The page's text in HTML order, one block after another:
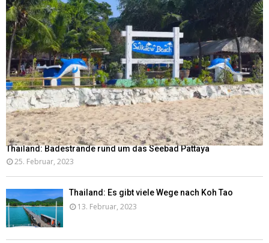
Thailand: Badestrände rund um das Seebad Pattaya
25. Februar, 2023
Thailand: Es gibt viele Wege nach Koh Tao
13. Februar, 2023